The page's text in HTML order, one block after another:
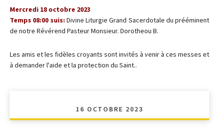
Mercredi 18 octobre 2023
Temps 08:00 suis: Divine Liturgie Grand Sacerdotale du prééminent
de notre Révérend Pasteur Monsieur. Dorotheou B.
Les amis et les fidèles croyants sont invités à venir à ces messes et
à demander l'aide et la protection du Saint..
16 OCTOBRE 2023